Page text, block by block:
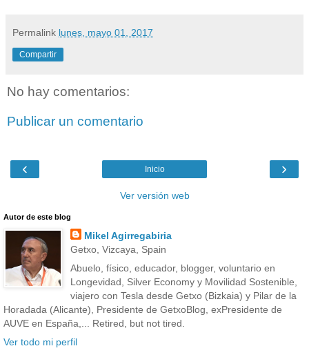
Permalink lunes, mayo 01, 2017
Compartir
No hay comentarios:
Publicar un comentario
‹ ›
Inicio
Ver versión web
Autor de este blog
Mikel Agirregabiria
Getxo, Vizcaya, Spain
Abuelo, físico, educador, blogger, voluntario en
Longevidad, Silver Economy y Movilidad Sostenible,
viajero con Tesla desde Getxo (Bizkaia) y Pilar de la
Horadada (Alicante), Presidente de GetxoBlog, exPresidente de
AUVE en España,... Retired, but not tired.
Ver todo mi perfil